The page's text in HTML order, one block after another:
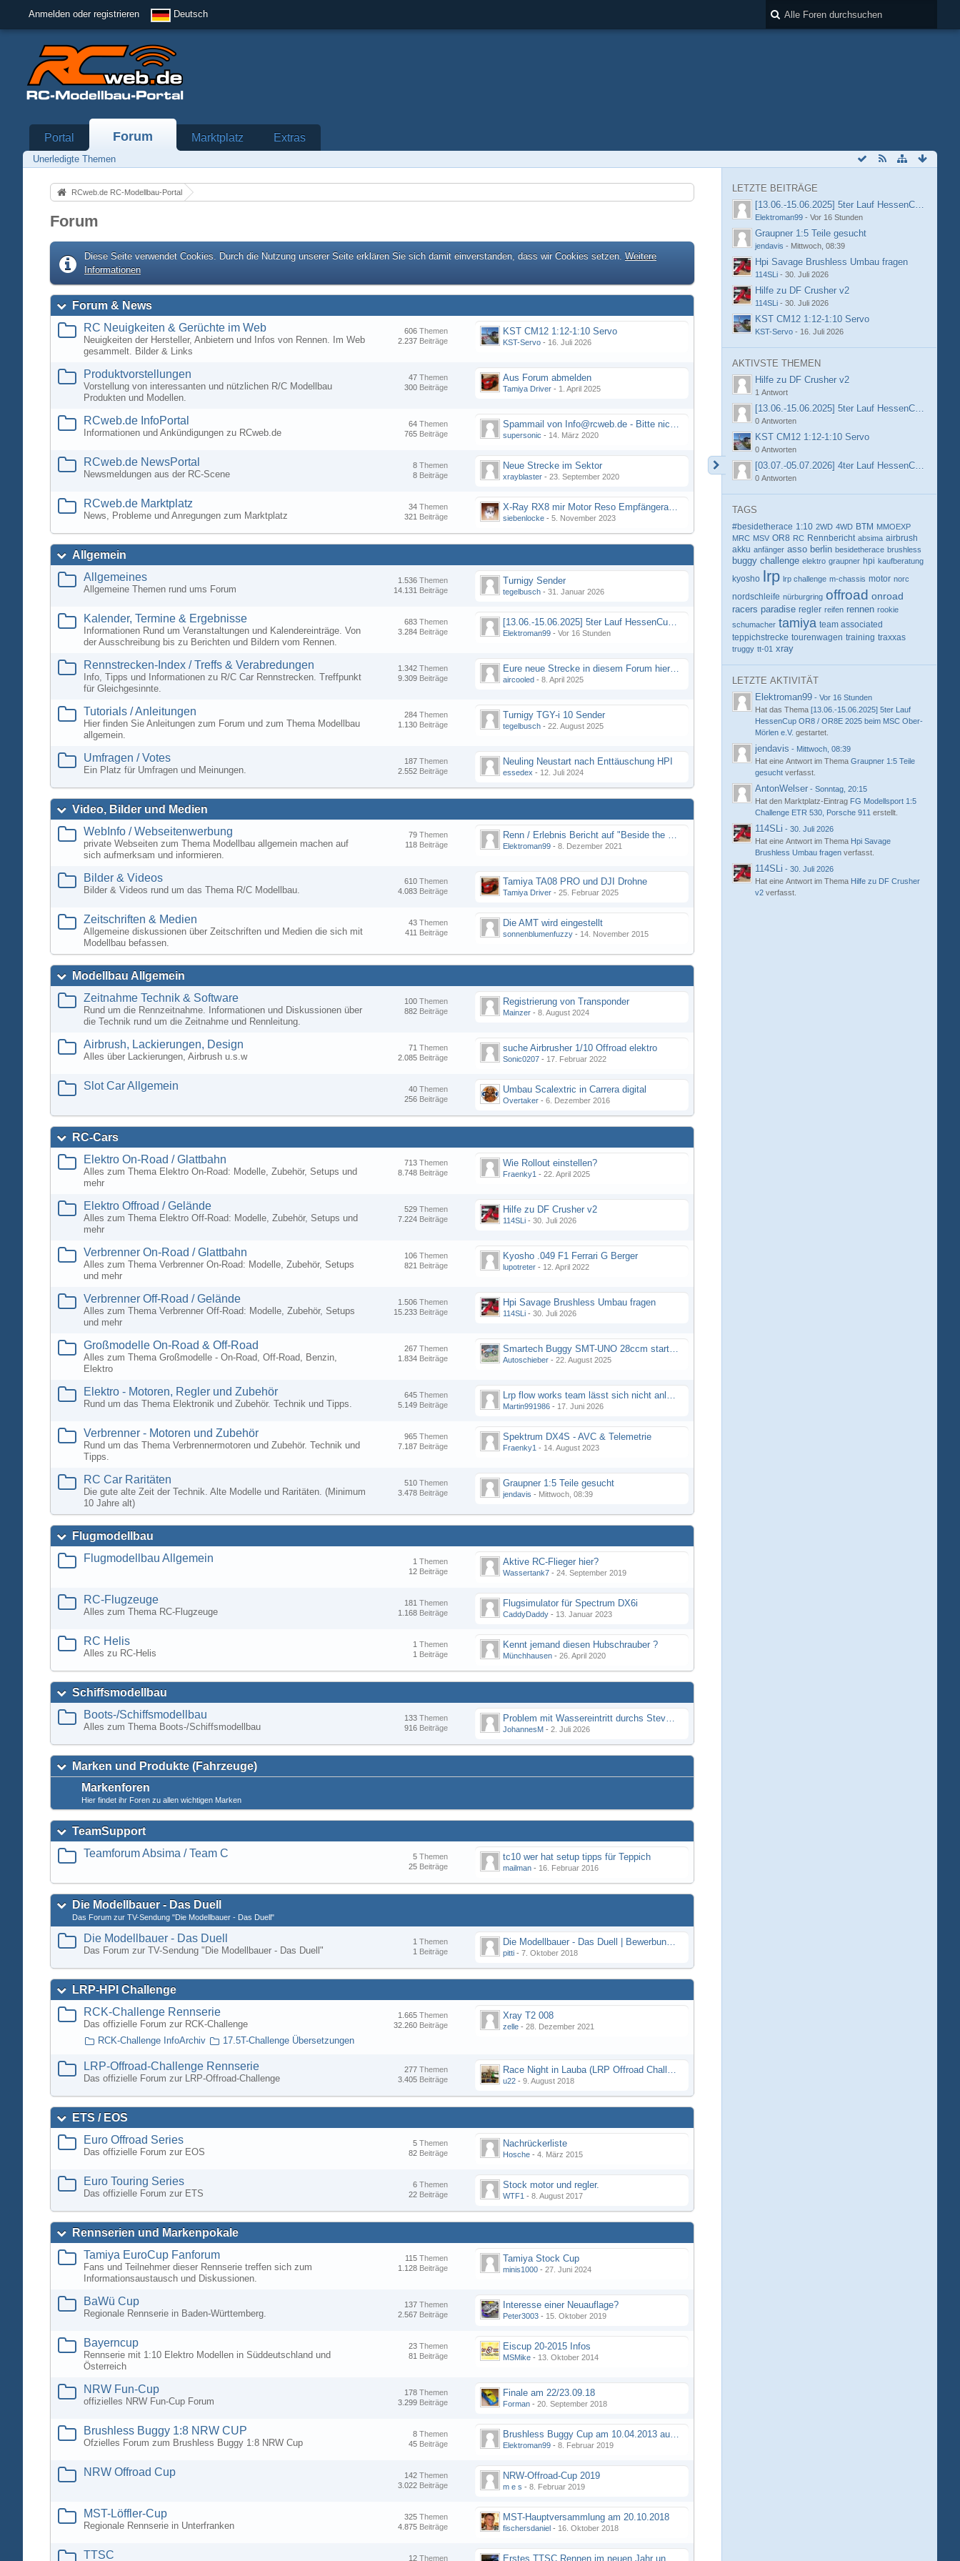
Anmelden oder registrieren Deutsch
Portal Forum Marktplatz Extras
Unerledigte Themen
RCweb.de RC-Modellbau-Portal
Forum
Diese Seite verwendet Cookies. Durch die Nutzung unserer Seite erklären Sie sich damit einverstanden, dass wir Cookies setzen. Weitere
Informationen
Forum & News
RC Neuigkeiten & Gerüchte im Web
Neuigkeiten der Hersteller, Anbietern und Infos von Rennen. Im Web
gesammelt. Bilder & Links
Themen
606
Beiträge
2.237
KST CM12 1:12-1:10 Servo
KST-Servo - 16. Juli 2026
Produktvorstellungen
Vorstellung von interessanten und nützlichen R/C Modellbau
Produkten und Modellen.
Themen
47
Beiträge
300
Aus Forum abmelden
Tamiya Driver - 1. April 2025
RCweb.de InfoPortal
Informationen und Ankündigungen zu RCweb.de
Themen
64
Beiträge
765
Spammail von Info@rcweb.de - Bitte nicht auf den Link klicken
supersonic - 14. März 2020
RCweb.de NewsPortal
Newsmeldungen aus der RC-Scene
Themen
8
Beiträge
8
Neue Strecke im Sektor
xrayblaster - 23. September 2020
RCweb.de Marktplatz
News, Probleme und Anregungen zum Marktplatz
Themen
34
Beiträge
321
X-Ray RX8 mir Motor Reso Empfängerakku
siebenlocke - 5. November 2023
Allgemein
Allgemeines
Allgemeine Themen rund ums Forum
Themen
1.536
Beiträge
14.131
Turnigy Sender
tegelbusch - 31. Januar 2026
Kalender, Termine & Ergebnisse
Informationen Rund um Veranstaltungen und Kalendereinträge. Von
der Ausschreibung bis zu Berichten und Bildern vom Rennen.
Themen
683
Beiträge
3.284
[13.06.-15.06.2025] 5ter Lauf HessenCup OR8 / OR8E 2025 beim MSC Ober-Mörlen e.V.
Elektroman99 - Vor 16 Stunden
Rennstrecken-Index / Treffs & Verabredungen
Info, Tipps und Informationen zu R/C Car Rennstrecken. Treffpunkt
für Gleichgesinnte.
Themen
1.342
Beiträge
9.309
Eure neue Strecke in diesem Forum hier posten
aircooled - 8. April 2025
Tutorials / Anleitungen
Hier finden Sie Anleitungen zum Forum und zum Thema Modellbau
allgemein.
Themen
284
Beiträge
1.130
Turnigy TGY-i 10 Sender
tegelbusch - 22. August 2025
Umfragen / Votes
Ein Platz für Umfragen und Meinungen.
Themen
187
Beiträge
2.552
Neuling Neustart nach Enttäuschung HPI
essedex - 12. Juli 2024
Video, Bilder und Medien
WebInfo / Webseitenwerbung
private Webseiten zum Thema Modellbau allgemein machen auf
sich aufmerksam und informieren.
Themen
79
Beiträge
118
Renn / Erlebnis Bericht auf "Beside the Race"
Elektroman99 - 8. Dezember 2021
Bilder & Videos
Bilder & Videos rund um das Thema R/C Modellbau.
Themen
610
Beiträge
4.083
Tamiya TA08 PRO und DJI Drohne
Tamiya Driver - 25. Februar 2025
Zeitschriften & Medien
Allgemeine diskussionen über Zeitschriften und Medien die sich mit
Modellbau befassen.
Themen
43
Beiträge
411
Die AMT wird eingestellt
sonnenblumenfuzzy - 14. November 2015
Modellbau Allgemein
Zeitnahme Technik & Software
Rund um die Rennzeitnahme. Informationen und Diskussionen über
die Technik rund um die Zeitnahme und Rennleitung.
Themen
100
Beiträge
882
Registrierung von Transponder
Mainzer - 8. August 2024
Airbrush, Lackierungen, Design
Alles über Lackierungen, Airbrush u.s.w
Themen
71
Beiträge
2.085
suche Airbrusher 1/10 Offroad elektro
Sonic0207 - 17. Februar 2022
Slot Car Allgemein Themen
40
Beiträge
256
Umbau Scalextric in Carrera digital
Overtaker - 6. Dezember 2016
RC-Cars
Elektro On-Road / Glattbahn
Alles zum Thema Elektro On-Road: Modelle, Zubehör, Setups und
mehr
Themen
713
Beiträge
8.748
Wie Rollout einstellen?
Fraenky1 - 22. April 2025
Elektro Offroad / Gelände
Alles zum Thema Elektro Off-Road: Modelle, Zubehör, Setups und
mehr
Themen
529
Beiträge
7.224
Hilfe zu DF Crusher v2
114SLi - 30. Juli 2026
Verbrenner On-Road / Glattbahn
Alles zum Thema Verbrenner On-Road: Modelle, Zubehör, Setups
und mehr
Themen
106
Beiträge
821
Kyosho .049 F1 Ferrari G Berger
lupotreter - 12. April 2022
Verbrenner Off-Road / Gelände
Alles zum Thema Verbrenner Off-Road: Modelle, Zubehör, Setups
und mehr
Themen
1.506
Beiträge
15.233
Hpi Savage Brushless Umbau fragen
114SLi - 30. Juli 2026
Großmodelle On-Road & Off-Road
Alles zum Thema Großmodelle - On-Road, Off-Road, Benzin,
Elektro
Themen
267
Beiträge
1.834
Smartech Buggy SMT-UNO 28ccm startet nicht
Autoschieber - 22. August 2025
Elektro - Motoren, Regler und Zubehör
Rund um das Thema Elektronik und Zubehör. Technik und Tipps.
Themen
645
Beiträge
5.149
Lrp flow works team lässt sich nicht anlernen
Martin991986 - 17. Juni 2026
Verbrenner - Motoren und Zubehör
Rund um das Thema Verbrennermotoren und Zubehör. Technik und
Tipps.
Themen
965
Beiträge
7.187
Spektrum DX4S - AVC & Telemetrie
Fraenky1 - 14. August 2023
RC Car Raritäten
Die gute alte Zeit der Technik. Alte Modelle und Raritäten. (Minimum
10 Jahre alt)
Themen
510
Beiträge
3.478
Graupner 1:5 Teile gesucht
jendavis - Mittwoch, 08:39
Flugmodellbau
Flugmodellbau Allgemein
Themen
1
Beiträge
12
Aktive RC-Flieger hier?
Wassertank7 - 24. September 2019
RC-Flugzeuge
Alles zum Thema RC-Flugzeuge
Themen
181
Beiträge
1.168
Flugsimulator für Spectrum DX6i
CaddyDaddy - 13. Januar 2023
RC Helis
Alles zu RC-Helis
Themen
1
Beiträge
1
Kennt jemand diesen Hubschrauber ?
Münchhausen - 26. April 2020
Schiffsmodellbau
Boots-/Schiffsmodellbau
Alles zum Thema Boots-/Schiffsmodellbau
Themen
133
Beiträge
916
Problem mit Wassereintritt durchs Stevenrohr beim Rennboot
JohannesM - 2. Juli 2026
Marken und Produkte (Fahrzeuge)
Markenforen
Hier findet ihr Foren zu allen wichtigen Marken
TeamSupport
Teamforum Absima / Team C
Themen
5
Beiträge
25
tc10 wer hat setup tipps für Teppich
mailman - 16. Februar 2016
Die Modellbauer - Das Duell
Das Forum zur TV-Sendung "Die Modellbauer - Das Duell"
Die Modellbauer - Das Duell
Das Forum zur TV-Sendung "Die Modellbauer - Das Duell"
Themen
1
Beiträge
1
Die Modellbauer - Das Duell | Bewerbung für neue Staffel bei DMAX *Werbung*
pitti - 7. Oktober 2018
LRP-HPI Challenge
RCK-Challenge Rennserie
Das offizielle Forum zur RCK-Challenge
Themen
1.665
Beiträge
32.260
Xray T2 008
zelle - 28. Dezember 2021
RCK-Challenge InfoArchiv 17.5T-Challenge Übersetzungen
LRP-Offroad-Challenge Rennserie
Das offizielle Forum zur LRP-Offroad-Challenge
Themen
277
Beiträge
3.405
Race Night in Lauba (LRP Offroad Challenge und freie Klassen) 25/26.08
u22 - 9. August 2018
ETS / EOS
Euro Offroad Series
Das offizielle Forum zur EOS
Themen
5
Beiträge
82
Nachrückerliste
Hosche - 4. März 2015
Euro Touring Series
Das offizielle Forum zur ETS
Themen
6
Beiträge
22
Stock motor und regler.
WTF1 - 8. August 2017
Rennserien und Markenpokale
Tamiya EuroCup Fanforum
Fans und Teilnehmer dieser Rennserie treffen sich zum
Informationsaustausch und Diskussionen.
Themen
115
Beiträge
1.128
Tamiya Stock Cup
minis1000 - 27. Juni 2024
BaWü Cup
Regionale Rennserie in Baden-Württemberg.
Themen
137
Beiträge
2.567
Interesse einer Neuauflage?
Peter3003 - 15. Oktober 2019
Bayerncup
Rennserie mit 1:10 Elektro Modellen in Süddeutschland und
Österreich
Themen
23
Beiträge
81
Eiscup 20-2015 Infos
MSMike - 13. Oktober 2014
NRW Fun-Cup
offizielles NRW Fun-Cup Forum
Themen
178
Beiträge
3.299
Finale am 22/23.09.18
Forman - 20. September 2018
Brushless Buggy 1:8 NRW CUP
Ofzielles Forum zum Brushless Buggy 1:8 NRW Cup
Themen
8
Beiträge
45
Brushless Buggy Cup am 10.04.2013 auf der Intermodellbau in Dortmund
Elektroman99 - 8. Februar 2019
NRW Offroad Cup Themen
142
Beiträge
3.022
NRW-Offroad-Cup 2019
m e s - 8. Februar 2019
MST-Löffler-Cup
Regionale Rennserie in Unterfranken
Themen
325
Beiträge
4.875
MST-Hauptversammlung am 20.10.2018
fischersdaniel - 16. Oktober 2018
TTSC Themen
12
LETZTE BEITRÄGE
[13.06.-15.06.2025] 5ter Lauf HessenCup OR8 /
Elektroman99 - Vor 16 Stunden
Graupner 1:5 Teile gesucht
jendavis - Mittwoch, 08:39
Hpi Savage Brushless Umbau fragen
114SLi - 30. Juli 2026
Hilfe zu DF Crusher v2
114SLi - 30. Juli 2026
KST CM12 1:12-1:10 Servo
KST-Servo - 16. Juli 2026
AKTIVSTE THEMEN
Hilfe zu DF Crusher v2
1 Antwort
[13.06.-15.06.2025] 5ter Lauf HessenCup OR8 /
0 Antworten
KST CM12 1:12-1:10 Servo
0 Antworten
[03.07.-05.07.2026] 4ter Lauf HessenCup OR8 /
0 Antworten
TAGS
#besidetherace 1:10 2WD 4WD BTM MMOEXP
MRC MSV OR8 RC Rennbericht absima airbrush
akku anfänger asso berlin besidetherace brushless
buggy challenge elektro graupner hpi kaufberatung
kyosho lrp lrp challenge m-chassis motor norc
nordschleife nürburgring offroad onroad
racers paradise regler reifen rennen rookie
schumacher tamiya team associated
teppichstrecke tourenwagen training traxxas
truggy tt-01 xray
LETZTE AKTIVITÄT
Elektroman99 - Vor 16 Stunden
Hat das Thema [13.06.-15.06.2025] 5ter Lauf
HessenCup OR8 / OR8E 2025 beim MSC Ober-
Mörlen e.V. gestartet.
jendavis - Mittwoch, 08:39
Hat eine Antwort im Thema Graupner 1:5 Teile
gesucht verfasst.
AntonWelser - Sonntag, 20:15
Hat den Marktplatz-Eintrag FG Modellsport 1:5
Challenge ETR 530, Porsche 911 erstellt.
114SLi - 30. Juli 2026
Hat eine Antwort im Thema Hpi Savage
Brushless Umbau fragen verfasst.
114SLi - 30. Juli 2026
Hat eine Antwort im Thema Hilfe zu DF Crusher
v2 verfasst.